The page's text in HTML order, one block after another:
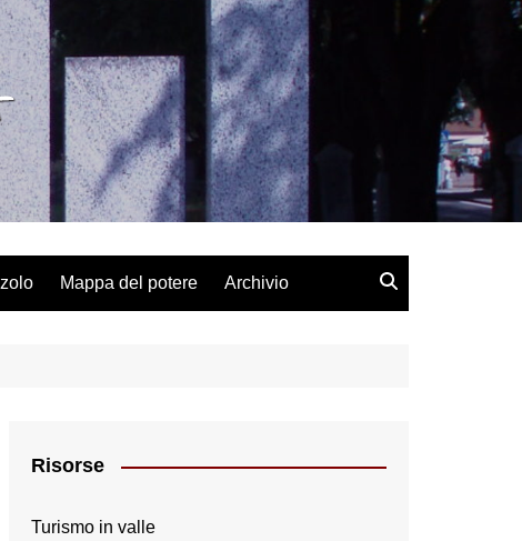
Mappa del potere Archivio
Risorse
Turismo in valle